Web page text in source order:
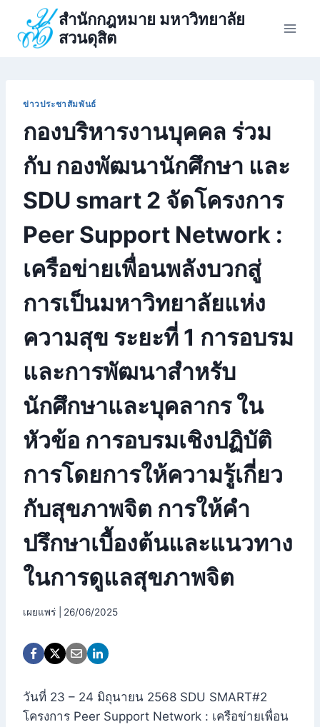
content
สำนักกฎหมาย มหาวิทยาลัย
สวนดุสิต
ข่าวประชาสัมพันธ์
กองบริหารงานบุคคล ร่วม
กับ กองพัฒนานักศึกษา และ
SDU smart 2 จัดโครงการ
Peer Support Network :
เครือข่ายเพื่อนพลังบวกสู่
การเป็นมหาวิทยาลัยแห่ง
ความสุข ระยะที่ 1 การอบรม
และการพัฒนาสำหรับ
นักศึกษาและบุคลากร ใน
หัวข้อ การอบรมเชิงปฏิบัติ
การโดยการให้ความรู้เกี่ยว
กับสุขภาพจิต การให้คำ
ปรึกษาเบื้องต้นและแนวทาง
ในการดูแลสุขภาพจิต
เผยแพร่ | 26/06/2025
วันที่ 23 – 24 มิถุนายน 2568 SDU SMART#2
โครงการ Peer Support Network : เครือข่ายเพื่อน